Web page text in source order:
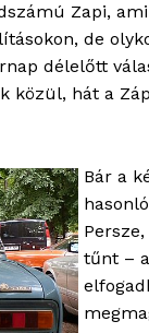
Zapi,
de
délelőtt
közül, hát a
Bár a
tűnt –